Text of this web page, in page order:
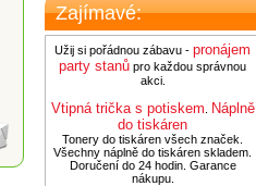
Zajímavé:
Užij si pořádnou zábavu - pronájem
party stanů pro každou správnou
akci.
Vtipná trička s potiskem Náplně
do tiskáren
Tonery do tiskáren všech značek.
Všechny náplně do tiskáren skladem.
Doručení do 24 hodin. Garance
nákupu.